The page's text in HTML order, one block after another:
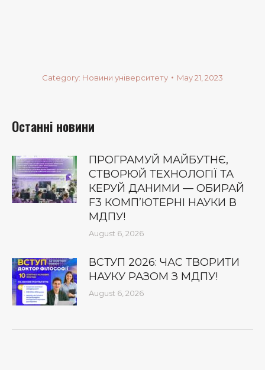
Category: Новини університету May 21, 2023
Останні новини
ПРОГРАМУЙ МАЙБУТНЄ,
СТВОРЮЙ ТЕХНОЛОГІЇ ТА
КЕРУЙ ДАНИМИ — ОБИРАЙ
F3 КОМП’ЮТЕРНІ НАУКИ В
МДПУ!
August 6, 2026
ВСТУП 2026: ЧАС ТВОРИТИ
НАУКУ РАЗОМ З МДПУ!
August 6, 2026